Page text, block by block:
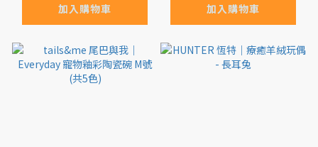
加入購物車 加入購物車